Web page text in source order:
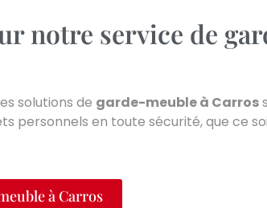
notre service de
solutions de garde-meuble à Carros
en toute sécurité, que ce
à Carros